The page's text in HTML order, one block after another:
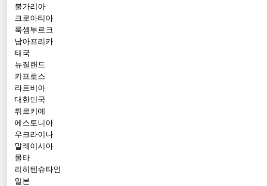
불가리아
크로아티아
룩셈부르크
남아프리카
태국
뉴질랜드
키프로스
라트비아
대한민국
튀르키예
에스토니아
우크라이나
말레이시아
몰타
리히텐슈타인
일본